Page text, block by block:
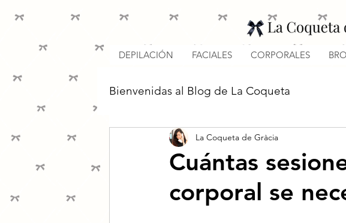
DEPILACIÓN FACIALES CORPORALES
Bienvenidas al Blog de La Coqueta
Cuántas
corporal se
La Coqueta de Gràcia